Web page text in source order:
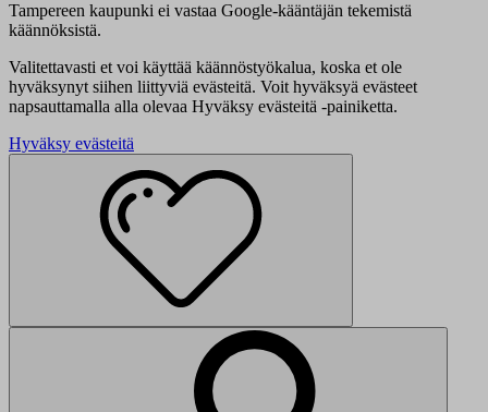
Tampereen kaupunki ei vastaa Google-kääntäjän tekemistä
käännöksistä.
Valitettavasti et voi käyttää käännöstyökalua, koska et ole
hyväksynyt siihen liittyviä evästeitä. Voit hyväksyä evästeet
napsauttamalla alla olevaa Hyväksy evästeitä -painiketta.
Hyväksy evästeitä